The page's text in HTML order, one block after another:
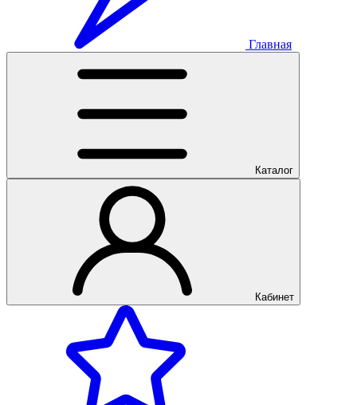
Главная
Каталог
Кабинет